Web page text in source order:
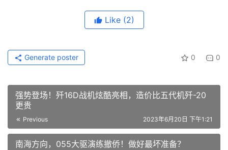
Like (2)
0 0
Generate poster
强势登场！歼16D战机炫酷亮相，造价比五代机歼-20
更贵
Previous 2023年6月20日 下午1:21
南海方向，055大驱演练撤侨！做好最坏准备？